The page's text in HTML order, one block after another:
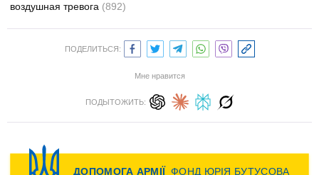
воздушная тревога (892)
ПОДЕЛИТЬСЯ:
Мне нравится
ПОДЫТОЖИТЬ: